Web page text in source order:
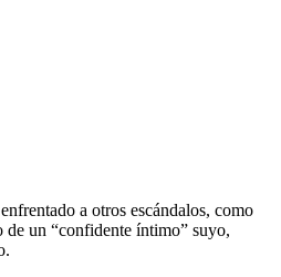
a otros escándalos, como
un “confidente íntimo” suyo,